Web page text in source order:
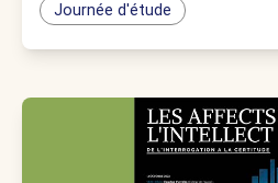
Journée d'étude